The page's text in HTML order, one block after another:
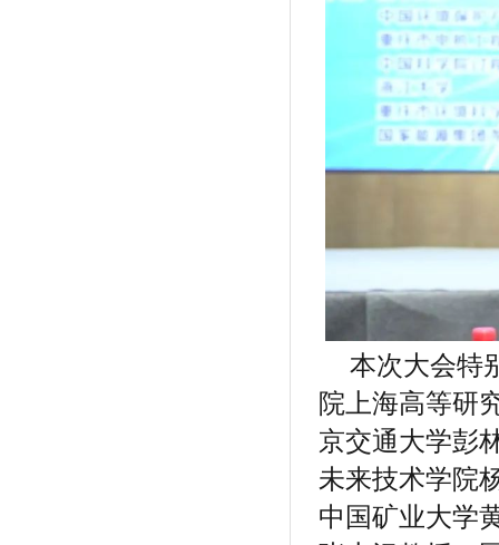
本次大会特
院上海高等研
京交通大学彭
未来技术学院
中国矿业大学